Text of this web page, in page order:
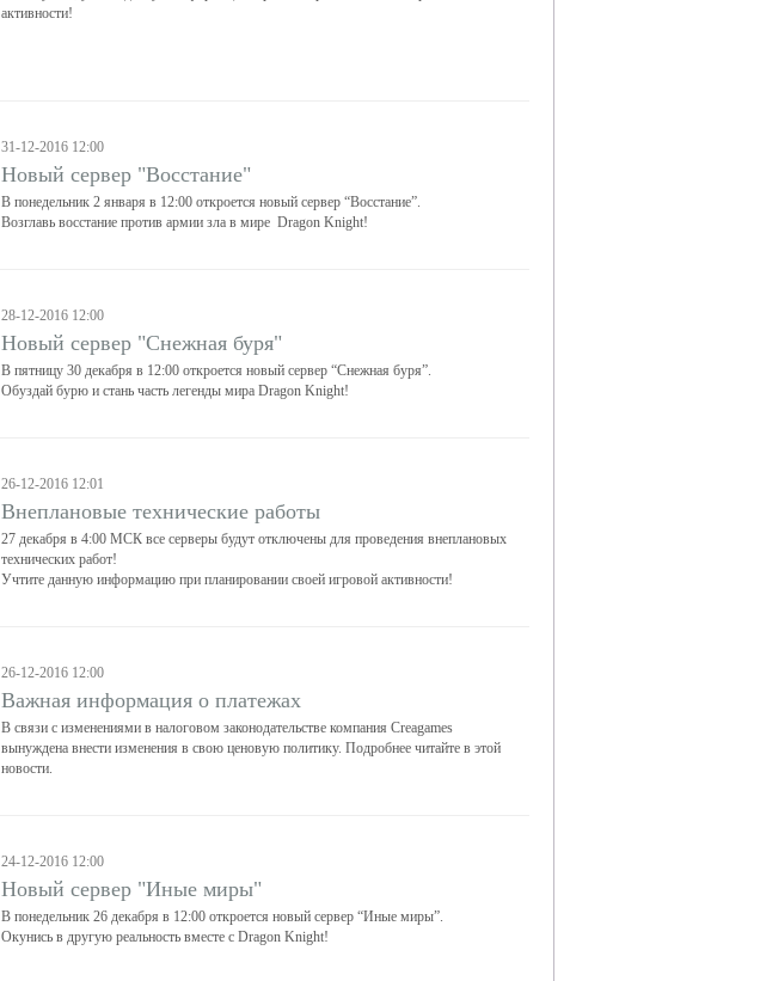
активности!
31-12-2016 12:00
Новый сервер "Восстание"
В понедельник 2 января в 12:00 откроется новый сервер “Восстание”.
Возглавь восстание против армии зла в мире Dragon Knight!
28-12-2016 12:00
Новый сервер "Снежная буря"
В пятницу 30 декабря в 12:00 откроется новый сервер “Снежная буря”.
Обуздай бурю и стань часть легенды мира Dragon Knight!
26-12-2016 12:01
Внеплановые технические работы
27 декабря в 4:00 МСК все серверы будут отключены для проведения внеплановых
технических работ!
Учтите данную информацию при планировании своей игровой активности!
26-12-2016 12:00
Важная информация о платежах
В связи с изменениями в налоговом законодательстве компания Creagames
вынуждена внести изменения в свою ценовую политику. Подробнее читайте в этой
новости.
24-12-2016 12:00
Новый сервер "Иные миры"
В понедельник 26 декабря в 12:00 откроется новый сервер “Иные миры”.
Окунись в другую реальность вместе с Dragon Knight!